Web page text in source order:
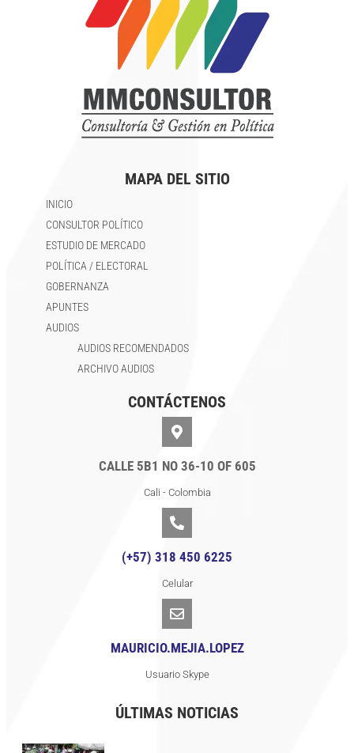
ÚLTIMAS NOTICIAS
CONTÁCTENOS
CALLE 5B1 NO 36-10 OF 605
Cali - Colombia
(+57) 318 450 6225
Celular
MAURICIO.MEJIA.LOPEZ
Usuario Skype
MAPA DEL SITIO
INICIO
CONSULTOR POLÍTICO
ESTUDIO DE MERCADO
POLÍTICA / ELECTORAL
GOBERNANZA
APUNTES
AUDIOS
AUDIOS RECOMENDADOS
ARCHIVO AUDIOS